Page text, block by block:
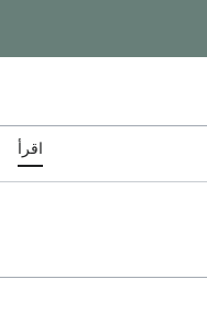
اقرأ